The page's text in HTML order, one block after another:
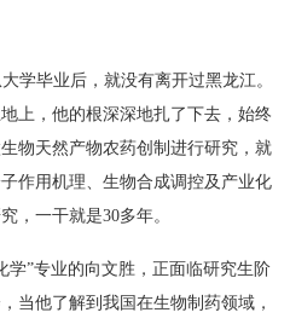
学毕业后，就没有离开过黑龙江。
上，他的根深深地扎了下去，始终
物天然产物农药创制进行研究，就
作用机理、生物合成调控及产业化
，一干就是30多年。
学”专业的向文胜，正面临研究生阶
当他了解到我国在生物制药领域，